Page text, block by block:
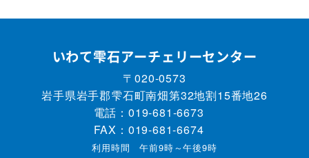
いわて雫石アーチェリーセンター
〒020-0573
岩手県岩手郡雫石町南畑第32地割15番地26
電話： 019-681-6673
FAX：019-681-6674
利用時間 午前9時～午後9時